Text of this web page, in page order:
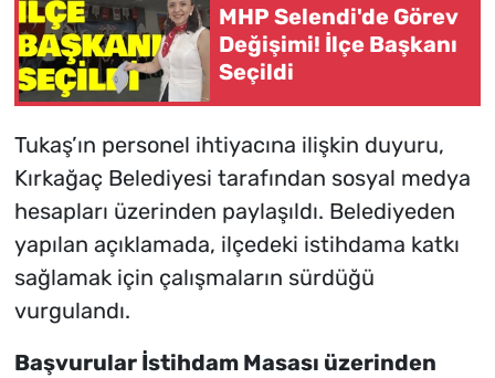
MHP Selendi'de Görev
Değişimi! İlçe Başkanı
Seçildi
Tukaş’ın personel ihtiyacına ilişkin duyuru,
Kırkağaç Belediyesi tarafından sosyal medya
hesapları üzerinden paylaşıldı. Belediyeden
yapılan açıklamada, ilçedeki istihdama katkı
sağlamak için çalışmaların sürdüğü
vurgulandı.
Başvurular İstihdam Masası üzerinden